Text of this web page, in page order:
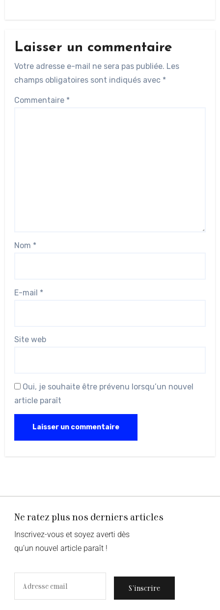
Laisser un commentaire
Votre adresse e-mail ne sera pas publiée. Les
champs obligatoires sont indiqués avec *
Commentaire *
Nom *
E-mail *
Site web
Oui, je souhaite être prévenu lorsqu’un nouvel
article paraît
Ne ratez plus nos derniers articles
Inscrivez-vous et soyez averti dès
qu’un nouvel article paraît !
S’inscrire